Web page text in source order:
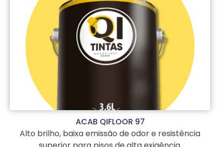
ACAB QIFLOOR 97
Alto brilho, baixa emissão de odor e resistência